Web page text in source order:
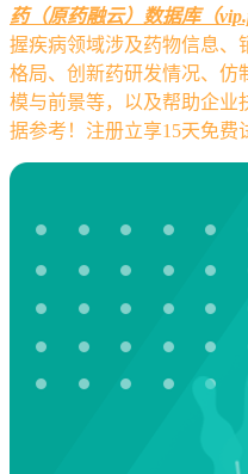
药（原药融云）数据库（
握疾病领域涉及药物信息、
格局、创新药研发情况、仿
模与前景等，以及帮助企业
据参考！注册立享15天免费